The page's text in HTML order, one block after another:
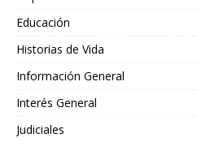
Educación
Historias de Vida
Información General
Interés General
Judiciales